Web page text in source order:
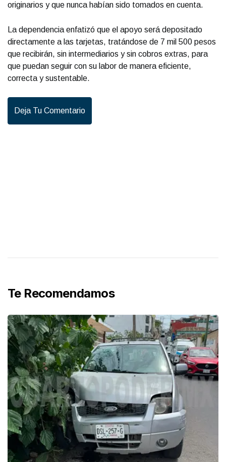
originarios y que nunca habían sido tomados en cuenta.
La dependencia enfatizó que el apoyo será depositado
directamente a las tarjetas, tratándose de 7 mil 500 pesos
que recibirán, sin intermediarios y sin cobros extras, para
que puedan seguir con su labor de manera eficiente,
correcta y sustentable.
Deja Tu Comentario
Te Recomendamos